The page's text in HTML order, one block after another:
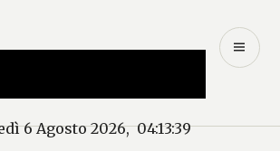
6 Agosto 2026, 04:13:40
Mercurio – Il "dio"